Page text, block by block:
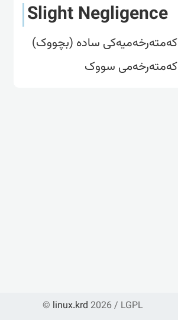
Slight Negligence
کەمتەرخەمیەکی سادە (بچووک)
کەمتەرخەمی سووک
© linux.krd 2026 / LGPL